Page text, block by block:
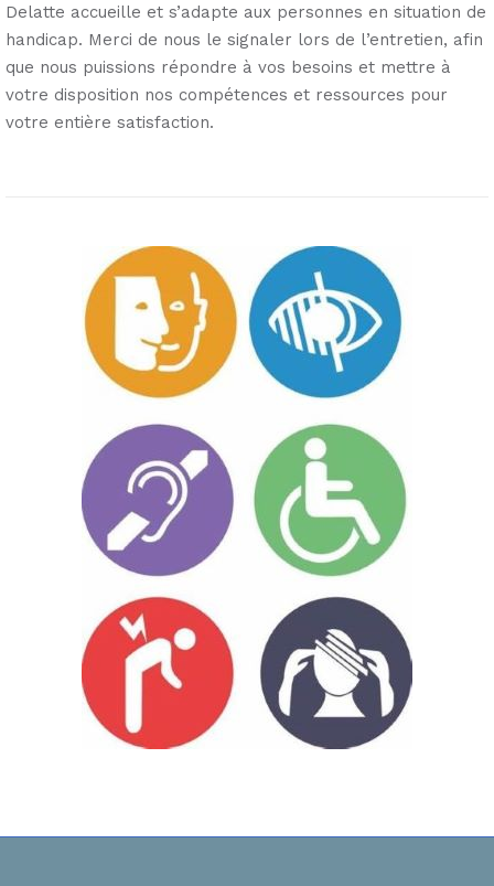
Delatte accueille et s’adapte aux personnes en situation de
handicap. Merci de nous le signaler lors de l’entretien, afin
que nous puissions répondre à vos besoins et mettre à
votre disposition nos compétences et ressources pour
votre entière satisfaction.